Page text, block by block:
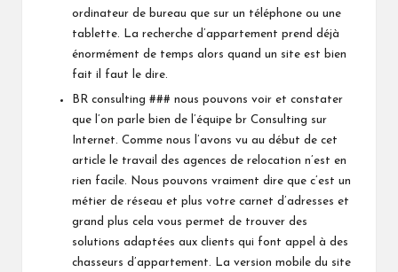
ordinateur de bureau que sur un téléphone ou une
tablette. La recherche d’appartement prend déjà
énormément de temps alors quand un site est bien
fait il faut le dire.
BR consulting ### nous pouvons voir et constater
que l’on parle bien de l’équipe br Consulting sur
Internet. Comme nous l’avons vu au début de cet
article le travail des agences de relocation n’est en
rien facile. Nous pouvons vraiment dire que c’est un
métier de réseau et plus votre carnet d’adresses et
grand plus cela vous permet de trouver des
solutions adaptées aux clients qui font appel à des
chasseurs d’appartement. La version mobile du site